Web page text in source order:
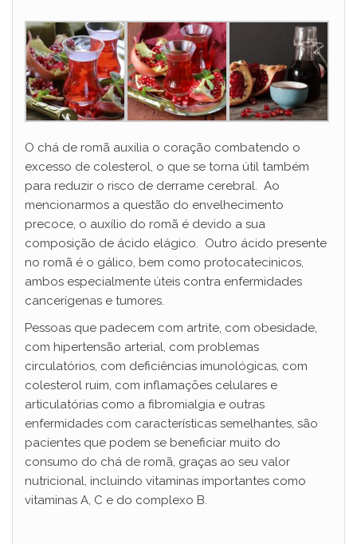
O chá de romã auxilia o coração combatendo o
excesso de colesterol, o que se torna útil também
para reduzir o risco de derrame cerebral. Ao
mencionarmos a questão do envelhecimento
precoce, o auxílio do romã é devido a sua
composição de ácido elágico. Outro ácido presente
no romã é o gálico, bem como protocatecinicos,
ambos especialmente úteis contra enfermidades
cancerígenas e tumores.
Pessoas que padecem com artrite, com obesidade,
com hipertensão arterial, com problemas
circulatórios, com deficiências imunológicas, com
colesterol ruim, com inflamações celulares e
articulatórias como a fibromialgia e outras
enfermidades com características semelhantes, são
pacientes que podem se beneficiar muito do
consumo do chá de romã, graças ao seu valor
nutricional, incluindo vitaminas importantes como
vitaminas A, C e do complexo B.